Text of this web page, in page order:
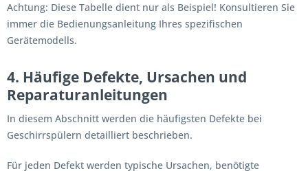
Achtung: Diese Tabelle dient nur als Beispiel! Konsultieren Sie
immer die Bedienungsanleitung Ihres spezifischen
Gerätemodells.
4. Häufige Defekte, Ursachen und
Reparaturanleitungen
In diesem Abschnitt werden die häufigsten Defekte bei
Geschirrspülern detailliert beschrieben.
Für jeden Defekt werden typische Ursachen, benötigte